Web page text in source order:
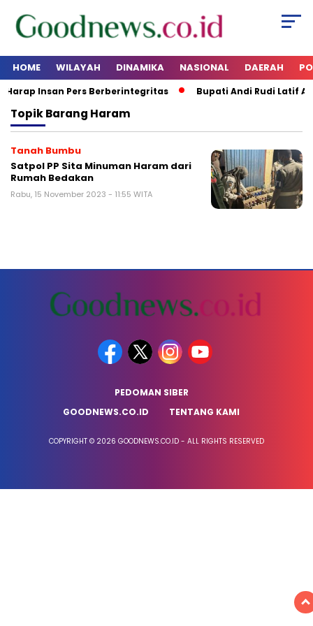
HOME WILAYAH DINAMIKA NASIONAL DAERAH
Harap Insan Pers Berberintegritas Bupati Andi Rudi Latif
TopikBarang Haram
Tanah Bumbu
Satpol PP Sita Minuman Haram dari
Rumah Bedakan
Rabu, 15 November 2023 - 11:55 WITA
PEDOMAN SIBER
GOODNEWS.CO.ID
TENTANG KAMI
COPYRIGHT © 2026 GOODNEWS.CO.ID - ALL RIGHTS RESERVED